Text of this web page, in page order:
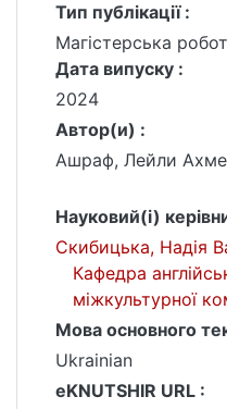
Тип публікації :
Магістерська
Дата випуску :
2024
Автор(и) :
Ашраф, Лейли
Науковий(і)
Скибицька, Надія
Кафедра
міжкультурної
Мова основного
Ukrainian
eKNUTSHIR URL :